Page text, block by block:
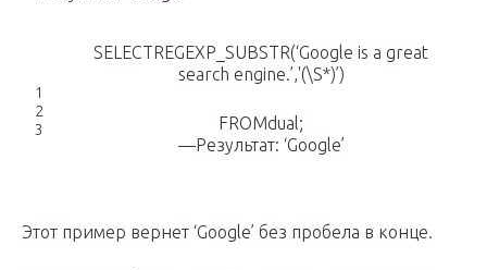
1
2
3
SELECTREGEXP_SUBSTR(‘Google is a great
search engine.’,'(\S*)’)
FROMdual;
—Результат: ‘Google’
Этот пример вернет ‘Google’ без пробела в конце.